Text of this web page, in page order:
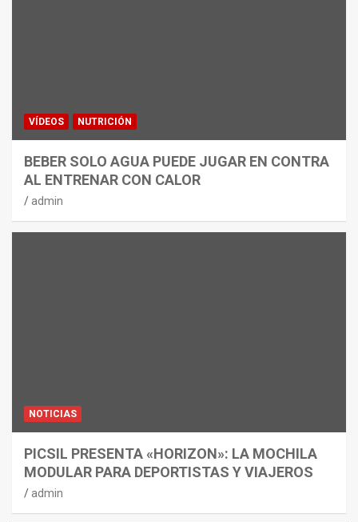
VÍDEOS NUTRICIÓN
BEBER SOLO AGUA PUEDE JUGAR EN CONTRA
AL ENTRENAR CON CALOR
admin
NOTICIAS
PICSIL PRESENTA «HORIZON»: LA MOCHILA
MODULAR PARA DEPORTISTAS Y VIAJEROS
admin